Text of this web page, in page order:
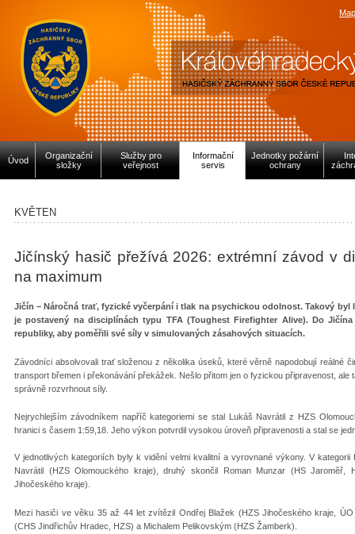
Úvod
Organizační
složky
Služby pro
veřejnost
Informační
servis
Jednotky požární
ochrany
KVĚTEN
Jičínský hasič přežívá 2026: extrémní závod v
na maximum
Jičín – Náročná trať, fyzické vyčerpání i tlak na psychickou odolnost. Takový
je postavený na disciplínách typu TFA (Toughest Firefighter Alive). Do
republiky, aby poměřili své síly v simulovaných zásahových situacích.
Závodníci absolvovali trať složenou z několika úseků, které věrně napodobují reálné
transport břemen i překonávání překážek. Nešlo přitom jen o fyzickou připravenost,
správně rozvrhnout síly.
Nejrychlejším závodníkem napříč kategoriemi se stal Lukáš Navrátil z HZS
hranici s časem 1:59,18. Jeho výkon potvrdil vysokou úroveň připravenosti a stal se
V jednotlivých kategoriích byly k vidění velmi kvalitní a vyrovnané výkony. V
Navrátil (HZS Olomouckého kraje), druhý skončil Roman Munzar (HS
Jihočeského kraje).
Mezi hasiči ve věku 35 až 44 let zvítězil Ondřej Blažek (HZS Jihočeského kraje,
(CHS Jindřichův Hradec, HZS) a Michalem Pelikovským (HZS Žamberk).